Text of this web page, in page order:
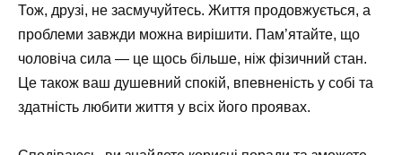
Тож, друзі, не засмучуйтесь. Життя продовжується, а
проблеми завжди можна вирішити. Пам’ятайте, що
чоловіча сила — це щось більше, ніж фізичний стан.
Це також ваш душевний спокій, впевненість у собі та
здатність любити життя у всіх його проявах.